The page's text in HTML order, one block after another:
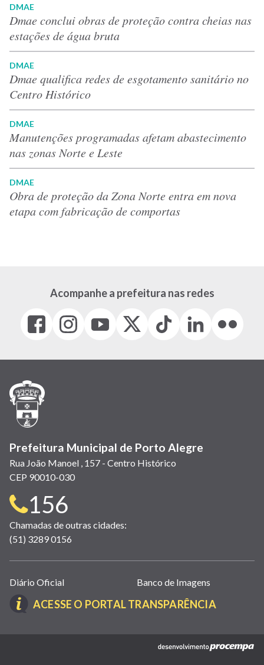
DMAE
Dmae conclui obras de proteção contra cheias nas
estações de água bruta
DMAE
Dmae qualifica redes de esgotamento sanitário no
Centro Histórico
DMAE
Manutenções programadas afetam abastecimento
nas zonas Norte e Leste
DMAE
Obra de proteção da Zona Norte entra em nova
etapa com fabricação de comportas
Acompanhe a prefeitura nas redes
Facebook
(link
em
janela)
Instagram
(link
em
(link
em
(Antigo
(link
Tiktok
(link
em
LinkedIn
(link
em
(link
em
Prefeitura Municipal de Porto Alegre
Rua João Manoel , 157 - Centro Histórico
CEP 90010-030
Telefone
para
contato:
156
Chamadas de outras cidades:
(51) 3289 0156
Links
úteis
(abrem
nova
Diário Oficial Banco de Imagens
ACESSE O PORTAL TRANSPARÊNCIA(LINK
EM
NOVA